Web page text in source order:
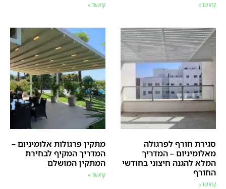
קרא עוד » קרא עוד »
סגירת חורף לפרגולה
מאלומיניום – המדריך
המלא להגנה חיצוני בחודשי
החורף
קרא עוד »
מתקין פרגולות אלומיניום –
המדריך המקיף לבחירת
המתקין המושלם
קרא עוד »